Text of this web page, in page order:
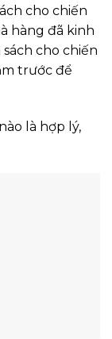
cho chiến
hàng đã kinh
cho chiến
trước để
là hợp lý,